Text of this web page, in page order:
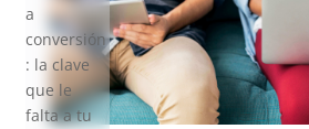
a
conversión
: la clave
que le
falta a tu